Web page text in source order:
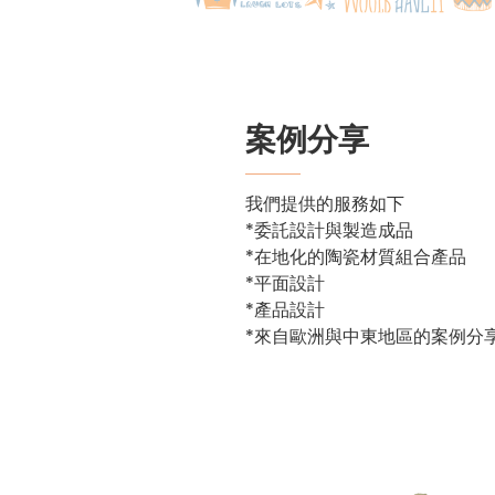
案例分享
我們提供的服務如下
*委託設計與製造成品
*在地化的陶瓷材質組合產品
*平面設計
*產品設計
*來自歐洲與中東地區的案例分